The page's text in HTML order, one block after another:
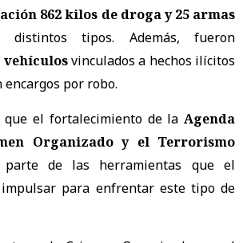
862 kilos de droga y 25 armas
tipos. Además, fueron
vehículosvinculados a hechos ilícitos
por robo.
que el fortalecimiento de la Agenda
Organizado y el Terrorismo
parte de las herramientas que el
impulsar para enfrentar este tipo de